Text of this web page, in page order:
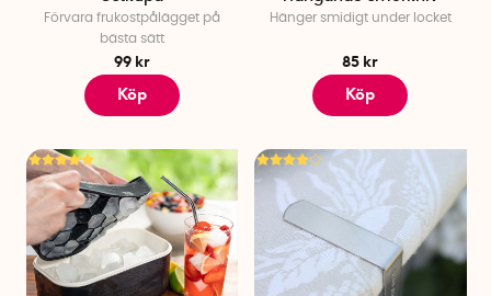
Förvara frukostpålägget på
bästa sätt
99 kr
Köp
Hänger smidigt under locket
85 kr
Köp